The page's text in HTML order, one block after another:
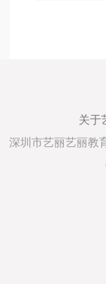
关于
深圳市艺丽艺丽教